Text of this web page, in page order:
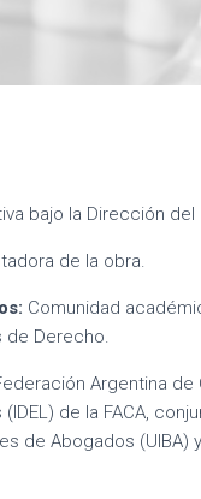
bajo la Dirección del
de la obra.
Comunidad
de Derecho.
Argentina de
(IDEL) de la FACA,
de Abogados